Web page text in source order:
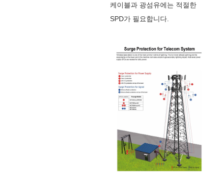
케이블과 광섬유에는 적절한
SPD가 필요합니다.